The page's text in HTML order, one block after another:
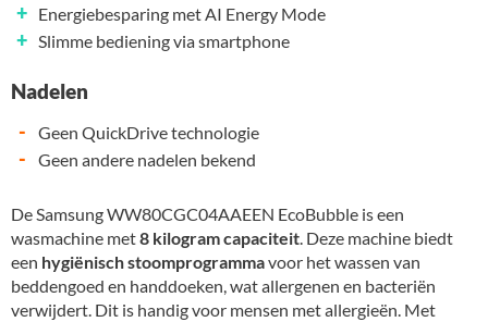
+ Energiebesparing met AI Energy Mode
+ Slimme bediening via smartphone
Nadelen
- Geen QuickDrive technologie
- Geen andere nadelen bekend
De Samsung WW80CGC04AAEEN EcoBubble is een
wasmachine met8 kilogram capaciteit. Deze machine biedt
een hygiënisch stoomprogrammavoor het wassen van
beddengoed en handdoeken, wat allergenen en bacteriën
verwijdert. Dit is handig voor mensen met allergieën. Met